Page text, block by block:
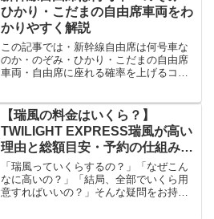
は“比べるスポーツ”ではな...
ひかり・こだまの自由席車両をわ
かりやすく解説
この記事では・新幹線自由席は何号車な
のか・のぞみ・ひかり・こだまの自由席
車両・自由席に座れる確率を上げるコツ
基本的に次の車両です。・のぞみ1〜3号
車・ひかり1〜5号車・...
【瑞風の料金はいくら？】
TWILIGHT EXPRESS瑞風が高い
理由と総額目安・予約の仕組み完
全ガイド
「瑞風っていくらするの？」「なぜこん
なに高いの？」「結局、全部でいくら用
意すればいいの？」そんな疑問をお持ち